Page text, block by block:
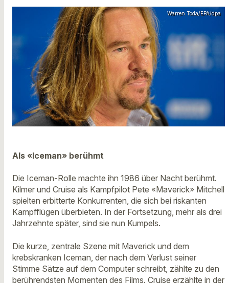
Warren Toda/EPA/dpa
Als «Iceman» berühmt
Die Iceman-Rolle machte ihn 1986 über Nacht berühmt.
Kilmer und Cruise als Kampfpilot Pete «Maverick» Mitchell
spielten erbitterte Konkurrenten, die sich bei riskanten
Kampfflügen überbieten. In der Fortsetzung, mehr als drei
Jahrzehnte später, sind sie nun Kumpels.
Die kurze, zentrale Szene mit Maverick und dem
krebskranken Iceman, der nach dem Verlust seiner
Stimme Sätze auf dem Computer schreibt, zählte zu den
berührendsten Momenten des Films. Cruise erzählte in der